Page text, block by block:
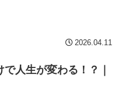
2026.04.11
人生が変わる！？｜